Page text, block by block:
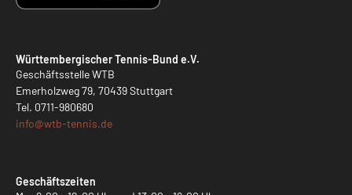
Württembergischer Tennis-Bund e.V.
Geschäftsstelle WTB
Emerholzweg 79, 70439 Stuttgart
Tel. 0711-980680
info@wtb-tennis.de
Geschäftszeiten